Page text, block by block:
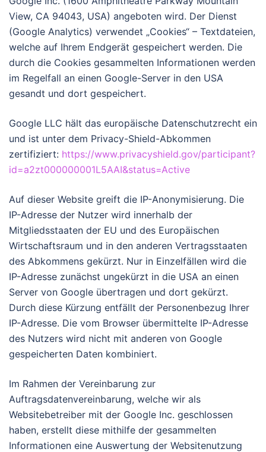
View, CA 94043, USA) angeboten wird. Der Dienst
(Google Analytics) verwendet „Cookies“ – Textdateien,
welche auf Ihrem Endgerät gespeichert werden. Die
durch die Cookies gesammelten Informationen werden
im Regelfall an einen Google-Server in den USA
gesandt und dort gespeichert.
Google LLC hält das europäische Datenschutzrecht ein
und ist unter dem Privacy-Shield-Abkommen
zertifiziert: https://www.privacyshield.gov/participant?
id=a2zt000000001L5AAI&status=Active
Auf dieser Website greift die IP-Anonymisierung. Die
IP-Adresse der Nutzer wird innerhalb der
Mitgliedsstaaten der EU und des Europäischen
Wirtschaftsraum und in den anderen Vertragsstaaten
des Abkommens gekürzt. Nur in Einzelfällen wird die
IP-Adresse zunächst ungekürzt in die USA an einen
Server von Google übertragen und dort gekürzt.
Durch diese Kürzung entfällt der Personenbezug Ihrer
IP-Adresse. Die vom Browser übermittelte IP-Adresse
des Nutzers wird nicht mit anderen von Google
gespeicherten Daten kombiniert.
Im Rahmen der Vereinbarung zur
Auftragsdatenvereinbarung, welche wir als
Websitebetreiber mit der Google Inc. geschlossen
haben, erstellt diese mithilfe der gesammelten
Informationen eine Auswertung der Websitenutzung